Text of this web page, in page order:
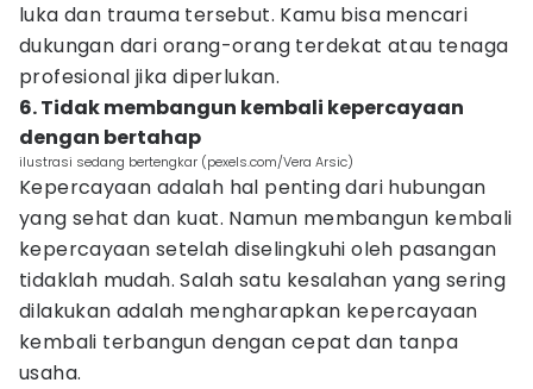
luka dan trauma tersebut. Kamu bisa mencari
dukungan dari orang-orang terdekat atau tenaga
profesional jika diperlukan.
6. Tidak membangun kembali kepercayaan
dengan bertahap
ilustrasi sedang bertengkar (pexels.com/Vera Arsic)
Kepercayaan adalah hal penting dari hubungan
yang sehat dan kuat. Namun membangun kembali
kepercayaan setelah diselingkuhi oleh pasangan
tidaklah mudah. Salah satu kesalahan yang sering
dilakukan adalah mengharapkan kepercayaan
kembali terbangun dengan cepat dan tanpa
usaha.